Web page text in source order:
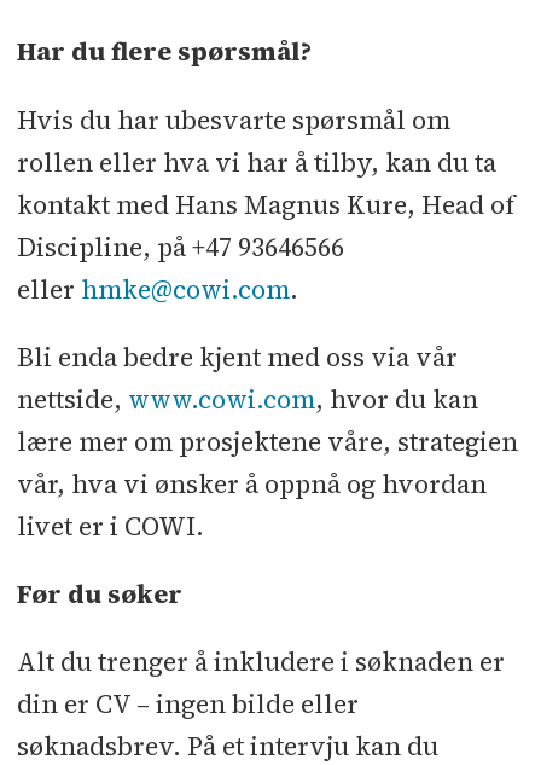
Har du flere spørsmål?
Hvis du har ubesvarte spørsmål om
rollen eller hva vi har å tilby, kan du ta
kontakt med Hans Magnus Kure, Head of
Discipline, på +47 93646566
eller hmke@cowi.com.
Bli enda bedre kjent med oss via vår
nettside, www.cowi.com, hvor du kan
lære mer om prosjektene våre, strategien
vår, hva vi ønsker å oppnå og hvordan
livet er i COWI.
Før du søker
Alt du trenger å inkludere i søknaden er
din er CV – ingen bilde eller
søknadsbrev. På et intervju kan du